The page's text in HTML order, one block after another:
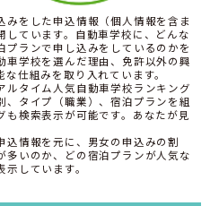
みをした申込情報（個人情報を含ま
しています。自動車学校に、どんな
プランで申し込みをしているのかを
車学校を選んだ理由、免許以外の興
仕組みを取り入れています。
ルタイム人気自動車学校ランキング
、タイプ（職業）、宿泊プランを組
も検索表示が可能です。あなたが見
込情報を元に、男女の申込みの割
多いのか、どの宿泊プランが人気な
しています。